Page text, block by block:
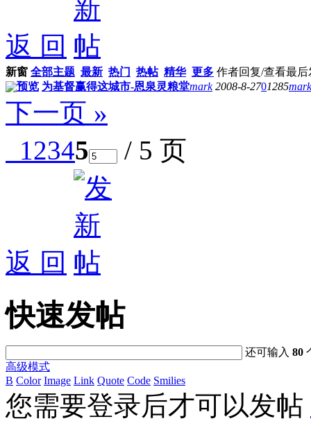
返 回
新窗 全部主题 最新 热门 热帖 精华 更多 作者回复/查看最后
预览 为基督赢得这城市-恩泉灵粮堂mark 2008-8-2701285mark
下一页 »
1 2345 / 5 页
返 回
快速发帖
还可输入80
高级模式
B Color Image Link Quote Code Smilies
您需要登录后才可以发帖